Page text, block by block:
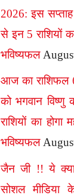
2026: इस
से इन 5 राशियों
भविष्यफल
आज का राशिफल
को भगवान
राशियों का होगा
भविष्यफल
जैन जी !! ये
सोशल